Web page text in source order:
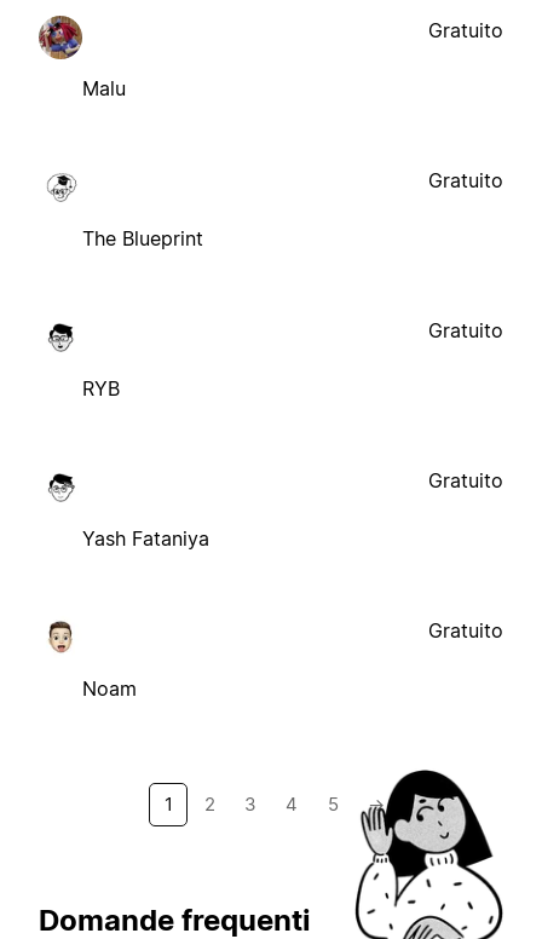
Malu
Gratuito
The Blueprint
Gratuito
RYB
Gratuito
Yash Fataniya
Gratuito
Noam
Gratuito
1 2 3 4 5 →
Domande frequenti